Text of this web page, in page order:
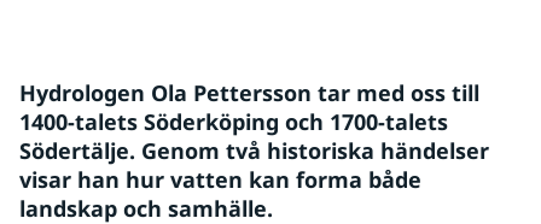
Hydrologen Ola Pettersson tar med oss till
1400-talets Söderköping och 1700-talets
Södertälje. Genom två historiska händelser
visar han hur vatten kan forma både
landskap och samhälle.